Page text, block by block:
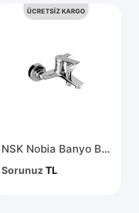
ÜCRETSİZ KARGO
NSK Nobia Banyo Bataryası N2038102
SorunuzTL